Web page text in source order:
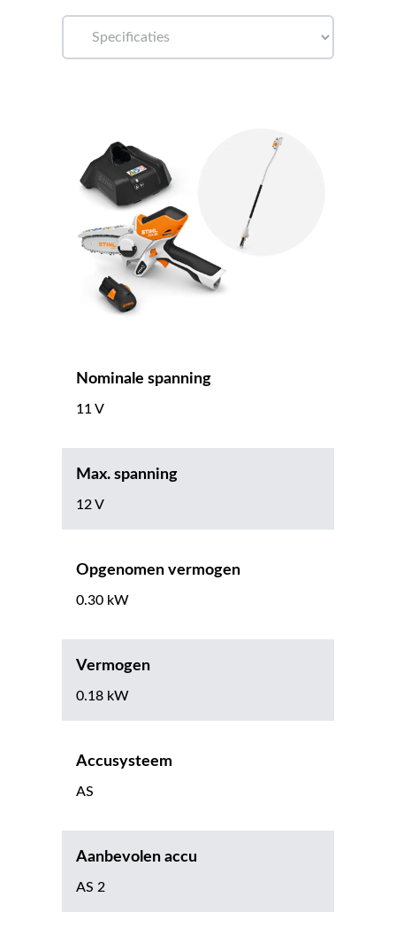
Nominale spanning
11 V
Max. spanning
12 V
Opgenomen vermogen
0.30 kW
Vermogen
0.18 kW
Accusysteem
AS
Aanbevolen accu
AS 2